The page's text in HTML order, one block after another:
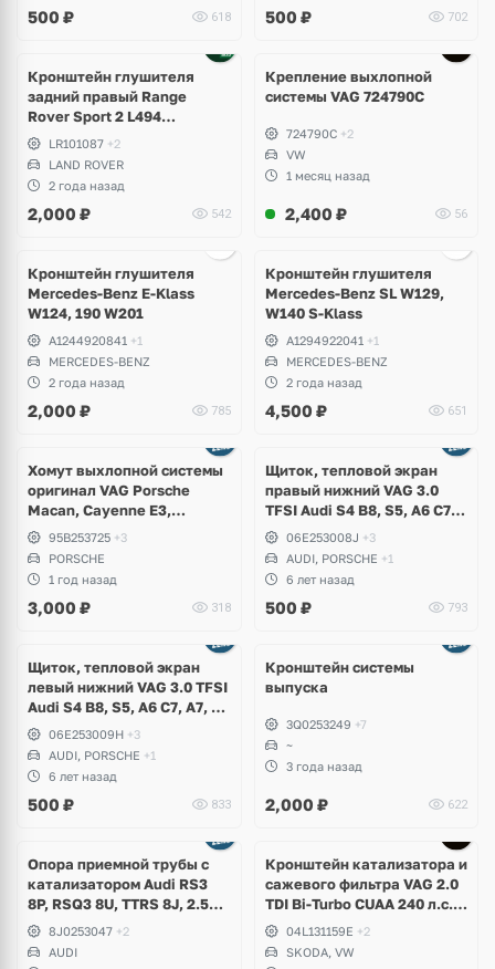
500 ₽ 618 500 ₽ 702
Кронштейн глушителя
задний правый Range
Rover Sport 2 L494
рестайлинг
LR101087 +2
LAND ROVER
2 года назад
2,000 ₽ 542
Крепление выхлопной
системы VAG 724790C
724790C +2
VW
1 месяц назад
2,400 ₽ 56
Кронштейн глушителя
Mercedes-Benz E-Klass
W124, 190 W201
A1244920841 +1
MERCEDES-BENZ
2 года назад
2,000 ₽ 785
Кронштейн глушителя
Mercedes-Benz SL W129,
W140 S-Klass
A1294922041 +1
MERCEDES-BENZ
2 года назад
4,500 ₽ 651
Хомут выхлопной системы
оригинал VAG Porsche
Macan, Cayenne E3,
Panamera
95B253725 +3
PORSCHE
1 год назад
3,000 ₽ 318
Щиток, тепловой экран
правый нижний VAG 3.0
TFSI Audi S4 B8, S5, A6 C7,
A7, A8 D4, Q5, Q7, Porsche
Cayenne S Hybrid 958,
Volkswagen Touareg NF
CGEA, CGFA, CGWA, CGWB,
CGWC, CJTA
06E253008J +3
AUDI, PORSCHE +1
6 лет назад
500 ₽ 793
Щиток, тепловой экран
левый нижний VAG 3.0 TFSI
Audi S4 B8, S5, A6 C7, A7, A8
D4, Q5, Q7, Volkswagen
Touareg NF, Porsche
Cayenne S Hybrid 958,
CGEA, CGFA, CGWA, CGWB,
CGWC, CJTA
06E253009H +3
AUDI, PORSCHE +1
6 лет назад
500 ₽ 833
Кронштейн системы
выпуска
3Q0253249 +7
~
3 года назад
2,000 ₽ 622
Опора приемной трубы с
катализатором Audi RS3
8P, RSQ3 8U, TTRS 8J, 2.5
TFSI, CEPA, CEPB, CTSA
8J0253047 +2
AUDI
Кронштейн катализатора и
сажевого фильтра VAG 2.0
TDI Bi-Turbo CUAA 240 л.с.,
Volkswagen Tiguan 2,
Allspace, Passat B8,
Alltrack, Arteon, Skoda
04L131159E +2
SKODA, VW